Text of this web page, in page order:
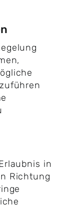
in
Richtung